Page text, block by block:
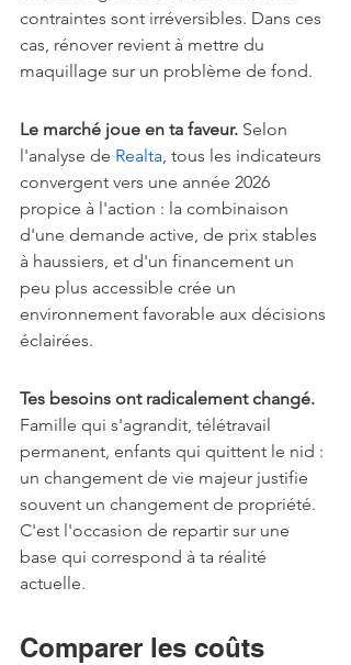
contraintes sont irréversibles. Dans ces
cas, rénover revient à mettre du
maquillage sur un problème de fond.
Le marché joue en ta faveur. Selon
l'analyse de Realta, tous les indicateurs
convergent vers une année 2026
propice à l'action : la combinaison
d'une demande active, de prix stables
à haussiers, et d'un financement un
peu plus accessible crée un
environnement favorable aux décisions
éclairées.
Tes besoins ont radicalement changé.
Famille qui s'agrandit, télétravail
permanent, enfants qui quittent le nid :
un changement de vie majeur justifie
souvent un changement de propriété.
C'est l'occasion de repartir sur une
base qui correspond à ta réalité
actuelle.
Comparer les coûts